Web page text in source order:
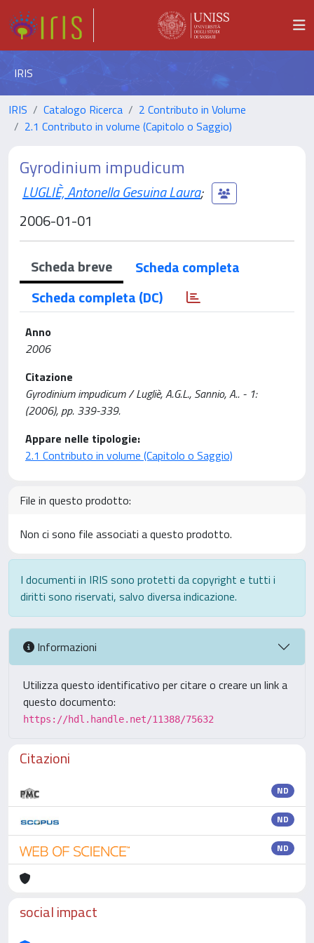
IRIS
IRIS Catalogo Ricerca
2 Contributo in Volume
2.1 Contributo in volume (Capitolo o Saggio)
Gyrodinium impudicum
LUGLIÈ, Antonella Gesuina Laura;
2006-01-01
Scheda breve
Scheda completa
Scheda completa (DC)
Anno
2006
Citazione
Gyrodinium impudicum / Lugliè, A.G.L., Sannio, A.. - 1:
(2006), pp. 339-339.
Appare nelle tipologie:
2.1 Contributo in volume (Capitolo o Saggio)
File in questo prodotto:
Non ci sono file associati a questo prodotto.
I documenti in IRIS sono protetti da copyright e tutti i
diritti sono riservati, salvo diversa indicazione.
Informazioni
Utilizza questo identificativo per citare o creare un link a
questo documento:
https://hdl.handle.net/11388/75632
Citazioni
ND
ND
ND
social impact